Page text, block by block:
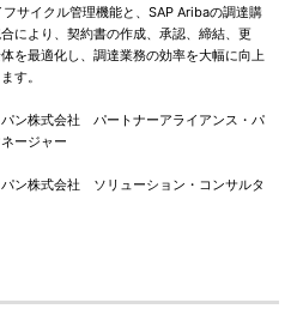
サイクル管理機能と、SAP Aribaの調達購
により、契約書の作成、承認、締結、更
を最適化し、調達業務の効率を大幅に向上
す。
ン株式会社 パートナーアライアンス・パ
ージャー
ン株式会社 ソリューション・コンサルタ